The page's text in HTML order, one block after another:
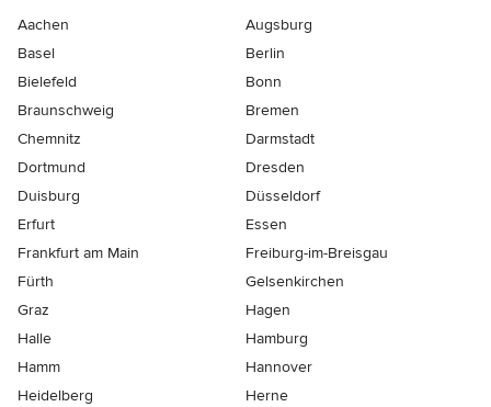
Aachen
Augsburg
Basel
Berlin
Bielefeld
Bonn
Braunschweig
Bremen
Chemnitz
Darmstadt
Dortmund
Dresden
Duisburg
Düsseldorf
Erfurt
Essen
Frankfurt am Main
Freiburg-im-Breisgau
Fürth
Gelsenkirchen
Graz
Hagen
Halle
Hamburg
Hamm
Hannover
Heidelberg
Herne